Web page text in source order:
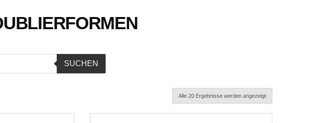
SUCHEN
Alle 20 Ergebnisse werden angezeigt